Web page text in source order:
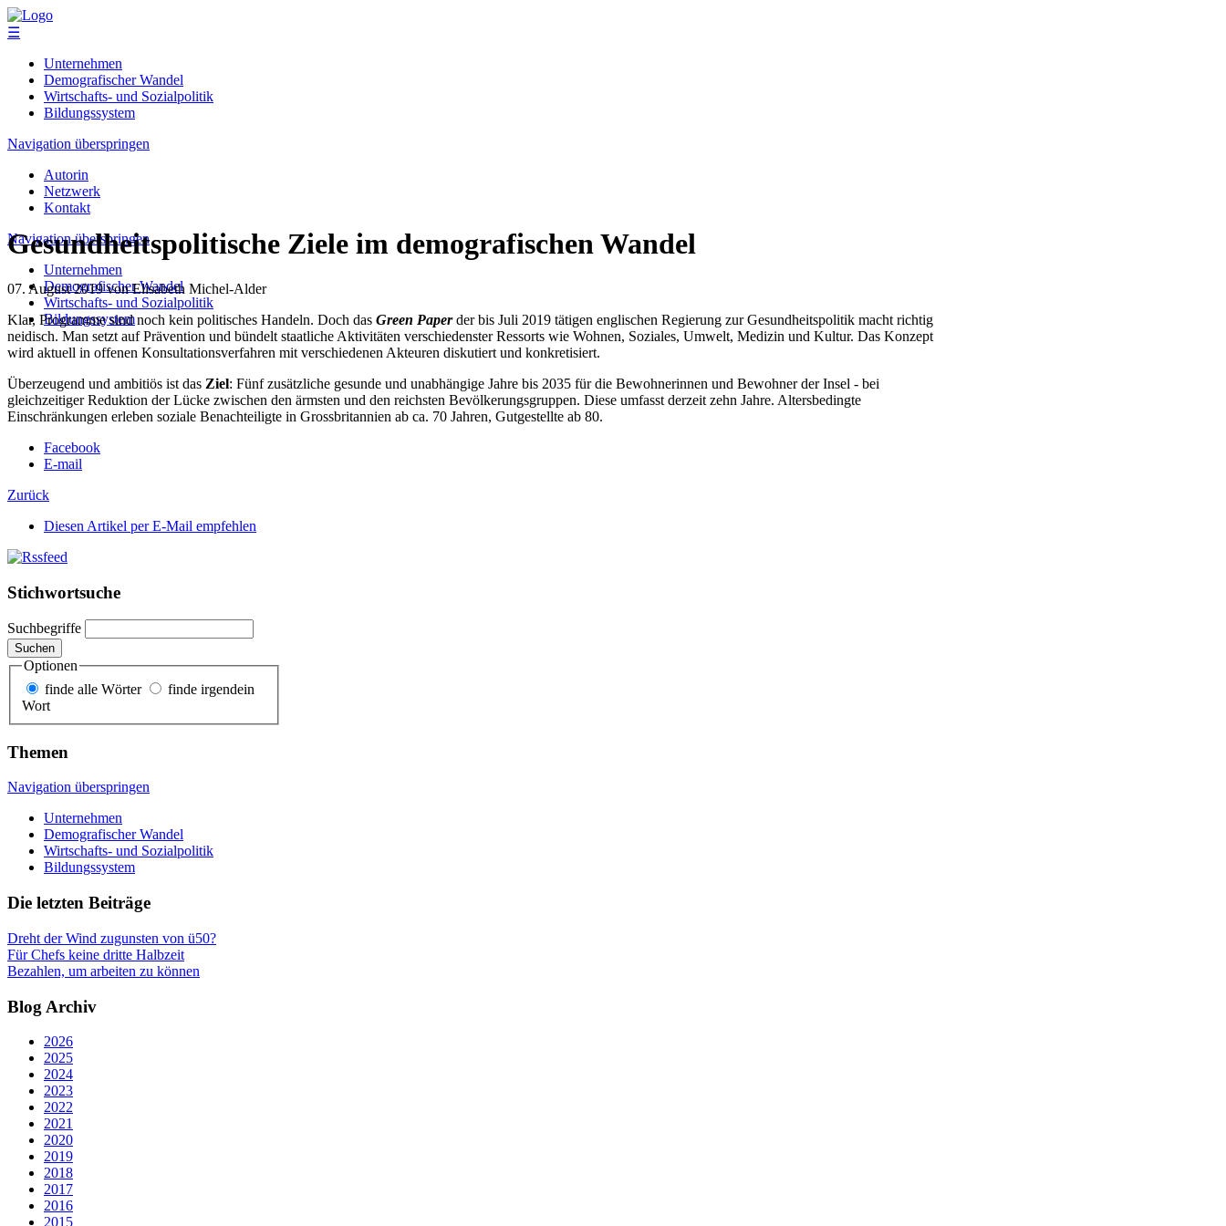
☰
Unternehmen
Demografischer Wandel
Wirtschafts- und Sozialpolitik
Bildungssystem
Navigation überspringen
Autorin
Netzwerk
Kontakt
Navigation überspringen
Unternehmen
Demografischer Wandel
Wirtschafts- und Sozialpolitik
Bildungssystem
Gesundheitspolitische Ziele im demografischen Wandel
07. August 2019von Elisabeth Michel-Alder
Klar, Programme sind noch kein politisches Handeln. Doch das Green Paperder bis Juli 2019 tätigen englischen Regierung zur Gesundheitspolitik macht richtig
neidisch. Man setzt auf Prävention und bündelt staatliche Aktivitäten verschiedenster Ressorts wie Wohnen, Soziales, Umwelt, Medizin und Kultur. Das Konzept
wird aktuell in offenen Konsultationsverfahren mit verschiedenen Akteuren diskutiert und konkretisiert.
Überzeugend und ambitiös ist das Ziel: Fünf zusätzliche gesunde und unabhängige Jahre bis 2035 für die Bewohnerinnen und Bewohner der Insel - bei
gleichzeitiger Reduktion der Lücke zwischen den ärmsten und den reichsten Bevölkerungsgruppen. Diese umfasst derzeit zehn Jahre. Altersbedingte
Einschränkungen erleben soziale Benachteiligte in Grossbritannien ab ca. 70 Jahren, Gutgestellte ab 80.
Facebook
E-mail
Zurück
Diesen Artikel per E-Mail empfehlen
Stichwortsuche
Suchbegriffe
Suchen
Optionen
finde alle Wörter
finde irgendein
Wort
Themen
Navigation überspringen
Unternehmen
Demografischer Wandel
Wirtschafts- und Sozialpolitik
Bildungssystem
Die letzten Beiträge
Dreht der Wind zugunsten von ü50?
Für Chefs keine dritte Halbzeit
Bezahlen, um arbeiten zu können
Blog Archiv
2026
2025
2024
2023
2022
2021
2020
2019
2018
2017
2016
2015